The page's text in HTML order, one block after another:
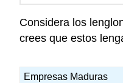
Considera los
crees que estos
Empresas Maduras